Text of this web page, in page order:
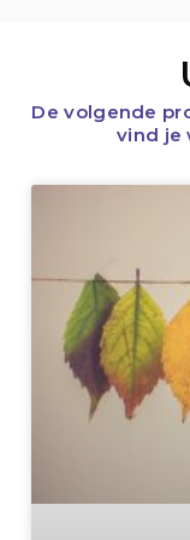
De volgende
vind je